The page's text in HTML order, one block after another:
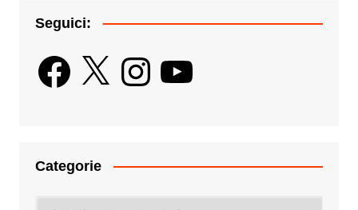
Seguici:
Facebook
X InstagramYouTube
Categorie